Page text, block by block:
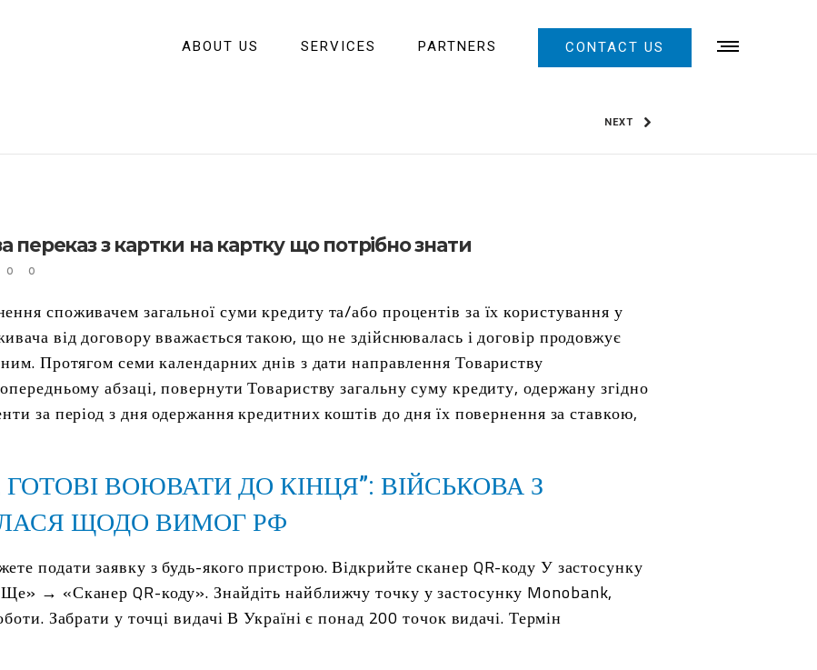
ABOUT US SERVICES PARTNERS CONTACT US
NEXT
переказ з картки на картку що потрібно знати
0 0
споживачем загальної суми кредиту та/або процентів за їх користування у
від договору вважається такою, що не здійснювалась і договір продовжує
Протягом семи календарних днів з дати направлення Товариству
абзаці, повернути Товариству загальну суму кредиту, одержану згідно
за період з дня одержання кредитних коштів до дня їх повернення за ставкою,
ВОЮВАТИ ДО КІНЦЯ”: ВІЙСЬКОВА З
ЩОДО ВИМОГ РФ
подати заявку з будь-якого пристрою. Відкрийте сканер QR-коду У застосунку
→ «Сканер QR-коду». Знайдіть найближчу точку у застосунку Monobank,
Забрати у точці видачі В Україні є понад 200 точок видачі. Термін